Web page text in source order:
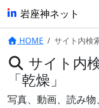
岩座神ネット
HOME サイト内検
サイト内
「乾燥」
写真、動画、読み